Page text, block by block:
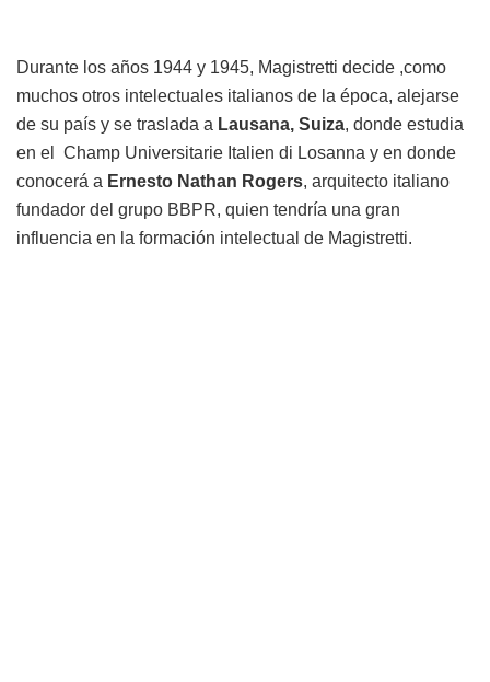
Durante los años 1944 y 1945, Magistretti decide ,como
muchos otros intelectuales italianos de la época, alejarse
de su país y se traslada a Lausana, Suiza, donde estudia
en el Champ Universitarie Italien di Losanna y en donde
conocerá a Ernesto Nathan Rogers, arquitecto italiano
fundador del grupo BBPR, quien tendría una gran
influencia en la formación intelectual de Magistretti.